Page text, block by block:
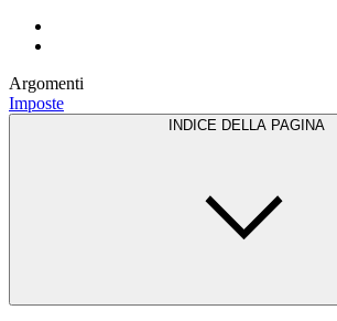
Argomenti
Imposte
INDICE DELLA PAGINA